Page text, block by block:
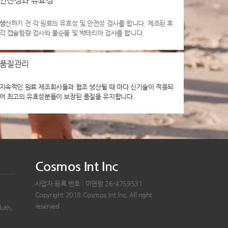
산하기 전 각 원료의 유효성 및 안전성 검사를 합니다. 제조된 후
캡슐함량 검사와 불순물 및 박테리아 검사를 합니다.
질관리
속적인 원료 제조회사들과 협조 생산될 때 마다 신기술이 적용되
최고의 유효성분들이 보장된 품질을 유지합니다.
Cosmos Int Inc
사업자 등록 번호 : 미연방 26-4759531
Copyright 2018 Cosmos Int Inc. All right
reserved